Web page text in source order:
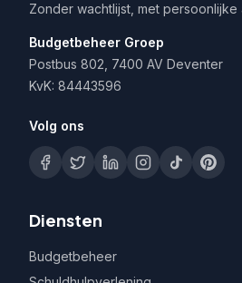
Zonder wachtlijst, met persoonlijke
Budgetbeheer Groep
Postbus 802, 7400 AV Deventer
KvK: 84443596
Volg ons
Diensten
Budgetbeheer